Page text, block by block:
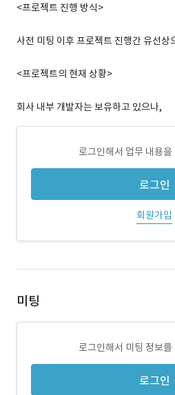
<프로젝트 진행 방식>
사전 미팅 이후 프로젝트 진행간 유선상
<프로젝트의 현재 상황>
회사 내부 개발자는 보유하고 있으나,
로그인해서 업무 내용을
로그인
회원가입
미팅
로그인해서 미팅 정보를
로그인